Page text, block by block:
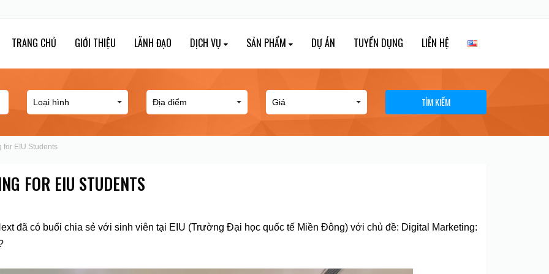
TRANG CHỦ GIỚI THIỆU LÃNH ĐẠO DỊCH VỤ SẢN PHẨM DỰ ÁN TUYỂN DỤNG LIÊN HỆ
TÌM KIẾM
for EIU Students
FOR EIU STUDENTS
đã có buổi chia sẻ với sinh viên tại EIU (Trường Đại học quốc tế Miền Đông) với chủ đề: Digital Marketing: